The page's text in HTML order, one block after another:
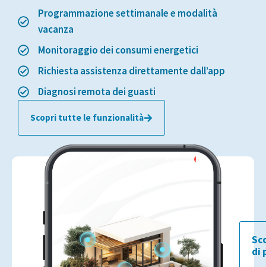
Programmazione settimanale e modalità
vacanza
Monitoraggio dei consumi energetici
Richiesta assistenza direttamente dall’app
Diagnosi remota dei guasti
Scopri tutte le funzionalità
di